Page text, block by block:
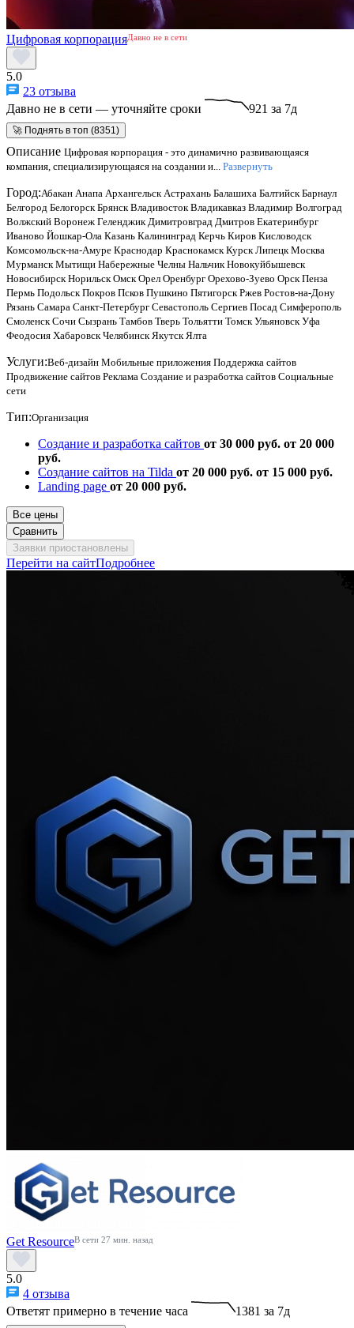
Цифровая корпорацияДавно не в сети
5.0
23 отзыва
Давно не в сети — уточняйте сроки
921 за 7д
🚀 Поднять в топ (8351)
Описание Цифровая корпорация - это динамично развивающаяся
компания, специализирующаяся на создании и...
Развернуть
Город:Абакан Анапа Архангельск Астрахань Балашиха Балтийск Барнаул
Белгород Белогорск Брянск Владивосток Владикавказ Владимир Волгоград
Волжский Воронеж Геленджик Димитровград Дмитров Екатеринбург
Иваново Йошкар-Ола Казань Калининград Керчь Киров Кисловодск
Комсомольск-на-Амуре Краснодар Краснокамск Курск Липецк Москва
Мурманск Мытищи Набережные Челны Нальчик Новокуйбышевск
Новосибирск Норильск Омск Орел Оренбург Орехово-Зуево Орск Пенза
Пермь Подольск Покров Псков Пушкино Пятигорск Ржев Ростов-на-Дону
Рязань Самара Санкт-Петербург Севастополь Сергиев Посад Симферополь
Смоленск Сочи Сызрань Тамбов Тверь Тольятти Томск Ульяновск Уфа
Феодосия Хабаровск Челябинск Якутск Ялта
Услуги:Веб-дизайн Мобильные приложения Поддержка сайтов
Продвижение сайтов Реклама Создание и разработка сайтов Социальные
сети
Тип:Организация
Создание и разработка сайтов от 30 000 руб. от 20 000
руб.
Создание сайтов на Tilda от 20 000 руб. от 15 000 руб.
Landing page от 20 000 руб.
Все цены
Сравнить
Заявки приостановлены
Перейти на сайтПодробнее
Get ResourceВ сети 27 мин. назад
5.0
4 отзыва
Ответят примерно в течение часа
1381 за 7д